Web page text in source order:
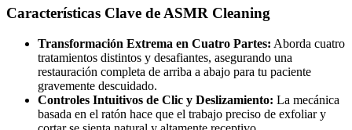
Características Clave de ASMR Cleaning
Transformación Extrema en Cuatro Partes: Aborda cuatro
tratamientos distintos y desafiantes, asegurando una
restauración completa de arriba a abajo para tu paciente
gravemente descuidado.
Controles Intuitivos de Clic y Deslizamiento: La mecánica
basada en el ratón hace que el trabajo preciso de exfoliar y